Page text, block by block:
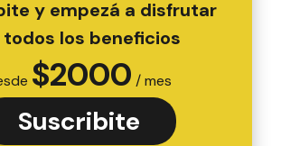
y empezá a disfrutar
todos los beneficios
$2000 / mes
Suscribite